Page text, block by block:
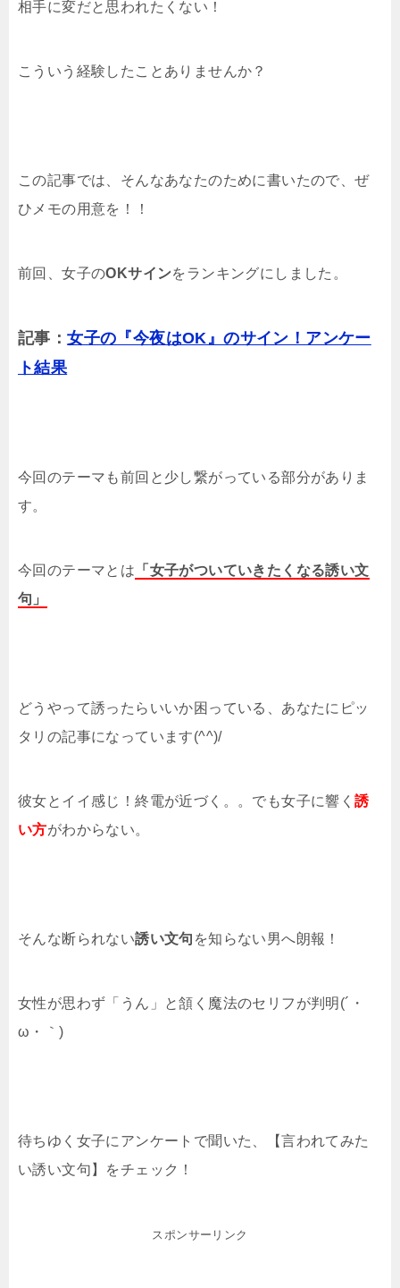
相手に変だと思われたくない！
こういう経験したことありませんか？
この記事では、そんなあなたのために書いたので、ぜ
ひメモの用意を！！
前回、女子のOKサインをランキングにしました。
記事：女子の『今夜はOK』のサイン！アンケー
ト結果
今回のテーマも前回と少し繋がっている部分がありま
す。
今回のテーマとは 「女子がついていきたくなる誘い文
句」
どうやって誘ったらいいか困っている、あなたにピッ
タリの記事になっています(^^)/
彼女とイイ感じ！終電が近づく。。でも女子に響く誘
い方がわからない。
そんな断られない誘い文句 を知らない男へ朗報！
女性が思わず「うん」と頷く魔法のセリフが判明(´・
ω・｀)
待ちゆく女子にアンケートで聞いた、【言われてみた
い誘い文句】をチェック！
スポンサーリンク